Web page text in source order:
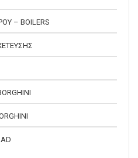
– BOILERS